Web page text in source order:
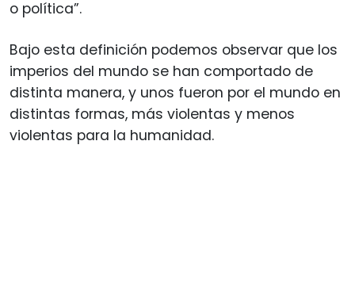
o política”.
Bajo esta definición podemos observar que los
imperios del mundo se han comportado de
distinta manera, y unos fueron por el mundo en
distintas formas, más violentas y menos
violentas para la humanidad.